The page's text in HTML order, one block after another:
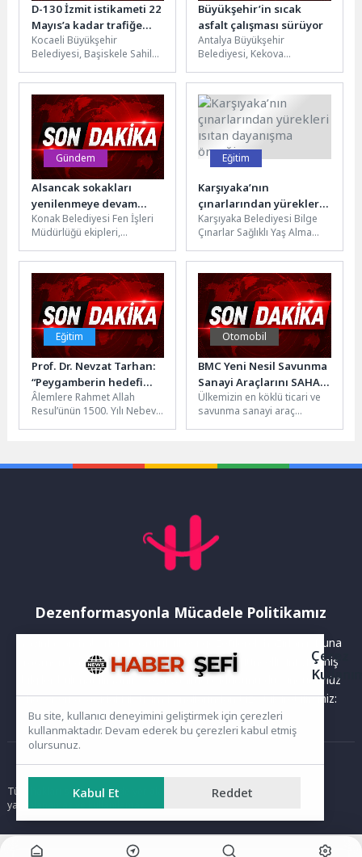
D-130 İzmit istikameti 22
Mayıs’a kadar trafiğe
kapalı
Kocaeli Büyükşehir
Belediyesi, Başiskele Sahil
İzmit istikametinde
gerçekleşecek köprü imalatı
nedeniyle bölgedeki...
Büyükşehir’in sıcak
asfalt çalışması sürüyor
Antalya Büyükşehir
Belediyesi, Kekova
Çevreli Mahallesi ile Kaş
Sahilkılınçlı Mahallelerini
birbirine bağlayan grup...
Gündem
Alsancak sokakları
yenilenmeye devam
ediyor
Konak Belediyesi Fen İşleri
Müdürlüğü ekipleri,
faaliyetleri nedeniyle zarar
gören sokakları yenileyerek
daha...
Eğitim
Karşıyaka’nın
çınarlarından yürekleri
ısıtan dayanışma örneği
Karşıyaka Belediyesi Bilge
Çınarlar Sağlıklı Yaş Alma
kalpleri ısıtan bir sosyal...
Eğitim
Prof. Dr. Nevzat Tarhan:
“Peygamberin hedefi
iktidar değil, gönülleri
inşa etmekti!”
Âlemlere Rahmet Allah
Resul’ünün 1500. Yılı Nebevî
Otomobil
BMC Yeni Nesil Savunma
Sanayi Araçlarını SAHA
EXPO 2026’da Tanıttı
Ülkemizin en köklü ticari ve
savunma sanayi araç
Dezenformasyonla Mücadele Politikamız
Yayınlanan haberler doğruluk ilkesi gözetilerek hazırlanır. Buna
rağmen bazı içeriklerde eksik, hatalı veya güncelliğini yitirmiş
bilgiler bulunabilir.Yanlış veya yanıltıcı olduğunu düşündüğünüz
haberleri aşağıdaki iletişim kanallarından bize bildirebilirsiniz:
Ana Sayfa
Tüm hakları saklıdır. Sitede yer alan içerikler izinsiz kopyalanamaz,
yayımlanamaz ve kullanılamaz.
Çerez
Bu site, kullanıcı deneyimini geliştirmek için çerezleri
kullanmaktadır. Devam ederek bu çerezleri kabul etmiş
olursunuz.
Kabul Et Reddet